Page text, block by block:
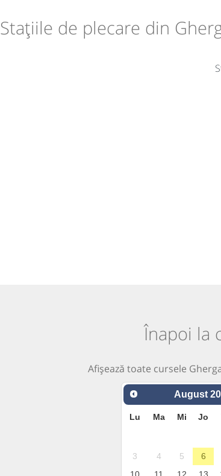
Stațiile de plecare din
Înapoi la
Afișează toate cursele
August
Lu Ma Mi Jo
3
4 5 6